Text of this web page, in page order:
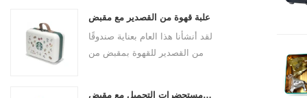
علبة قهوة من القصدير مع مقبض
لقد أنشأنا هذا العام بعناية صندوقًا
من القصدير للقهوة بمقبض من
علبة مستحضرات التجميل مع مقبض